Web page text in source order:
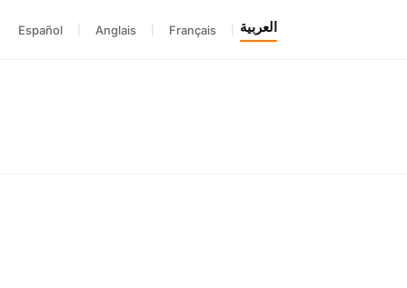
العربية Français
Anglais
Español